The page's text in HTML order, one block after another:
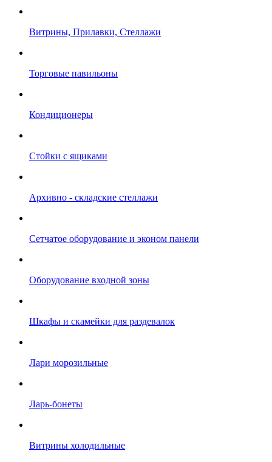
Витрины, Прилавки, Стеллажи
Торговые павильоны
Кондиционеры
Стойки с ящиками
Архивно - складские стеллажи
Сетчатое оборудование и эконом панели
Оборудование входной зоны
Шкафы и скамейки для раздевалок
Лари морозильные
Ларь-бонеты
Витрины холодильные